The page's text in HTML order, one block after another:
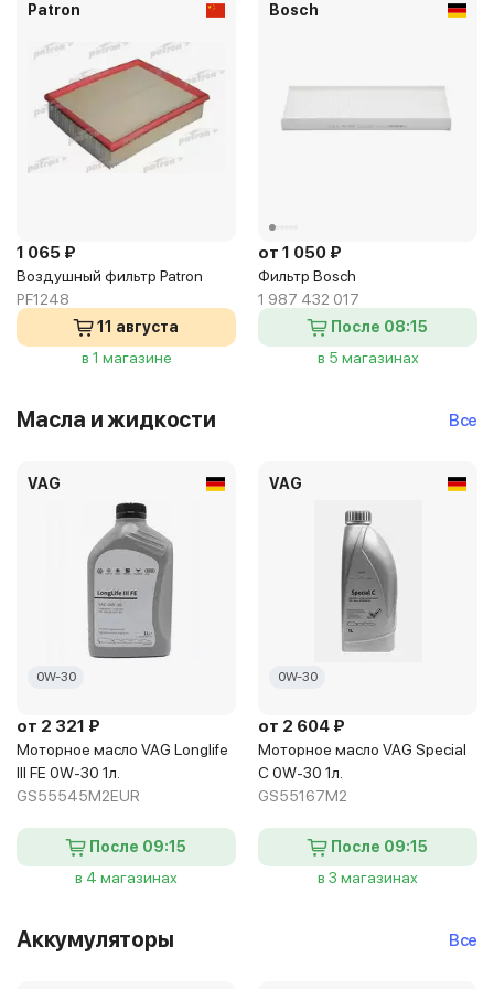
Patron
1 065 ₽
Воздушный фильтр Patron
PF1248
11 августа
в 1 магазине
Bosch
от 1 050 ₽
Фильтр Bosch
1 987 432 017
После 08:15
в 5 магазинах
Масла и жидкости Все
VAG
0W-30
от 2 321 ₽
Моторное масло VAG Longlife
III FE 0W-30 1л.
GS55545M2EUR
После 09:15
в 4 магазинах
VAG
0W-30
от 2 604 ₽
Моторное масло VAG Special
C 0W-30 1л.
GS55167M2
После 09:15
в 3 магазинах
Аккумуляторы Все